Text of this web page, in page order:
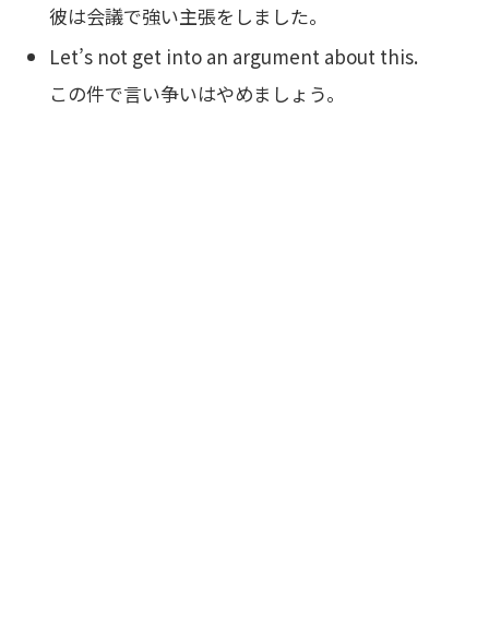
彼は会議で強い主張をしました。
Let’s not get into an argument about this.
この件で言い争いはやめましょう。